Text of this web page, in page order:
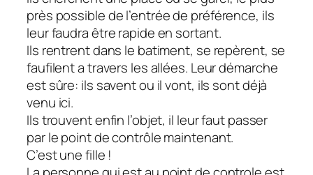
près possible de l’entrée de préférence, ils
leur faudra être rapide en sortant.
Ils rentrent dans le batiment, se repèrent, se
faufilent a travers les allées. Leur démarche
est sûre: ils savent ou il vont, ils sont déjà
venu ici.
Ils trouvent enfin l’objet, il leur faut passer
par le point de contrôle maintenant.
C’est une fille !